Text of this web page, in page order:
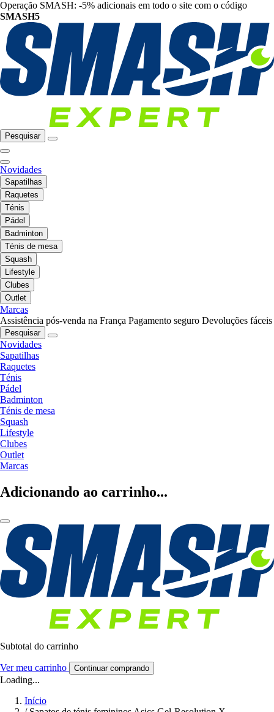
Operação SMASH: -5% adicionais em todo o site com o código
SMASH5
Pesquisar
Novidades
Sapatilhas
Raquetes
Ténis
Pádel
Badminton
Ténis de mesa
Squash
Lifestyle
Clubes
Outlet
Marcas
Assistência pós-venda na França Pagamento seguro Devoluções fáceis
Pesquisar
Novidades
Sapatilhas
Raquetes
Ténis
Pádel
Badminton
Ténis de mesa
Squash
Lifestyle
Clubes
Outlet
Marcas
Adicionando ao carrinho...
Subtotal do carrinho
Ver meu carrinho Continuar comprando
Loading...
Início